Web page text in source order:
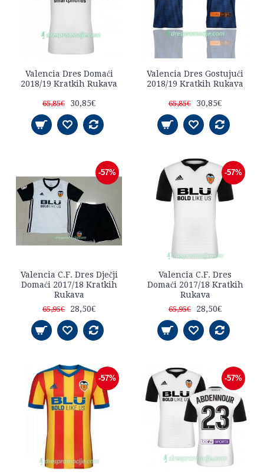
Valencia Dres Domaći
2018/19 Kratkih Rukava
65,85€ 30,85€
Valencia Dres Gostujući
2018/19 Kratkih Rukava
65,85€ 30,85€
-57%
Valencia C.F. Dres Dječji
Domaći 2017/18 Kratkih
Rukava
65,95€ 28,50€
-57%
Valencia C.F. Dres
Domaći 2017/18 Kratkih
Rukava
65,95€ 28,50€
-57% -57%